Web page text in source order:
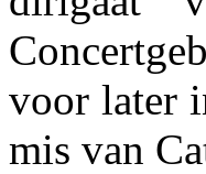
voor later
mis van